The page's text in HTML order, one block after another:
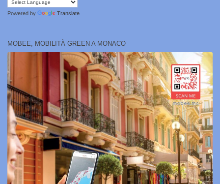
Powered by Translate
MOBEE, MOBILITÀ GREEN A MONACO